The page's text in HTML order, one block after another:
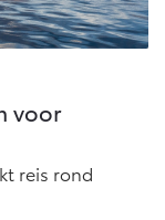
voor
reis rond